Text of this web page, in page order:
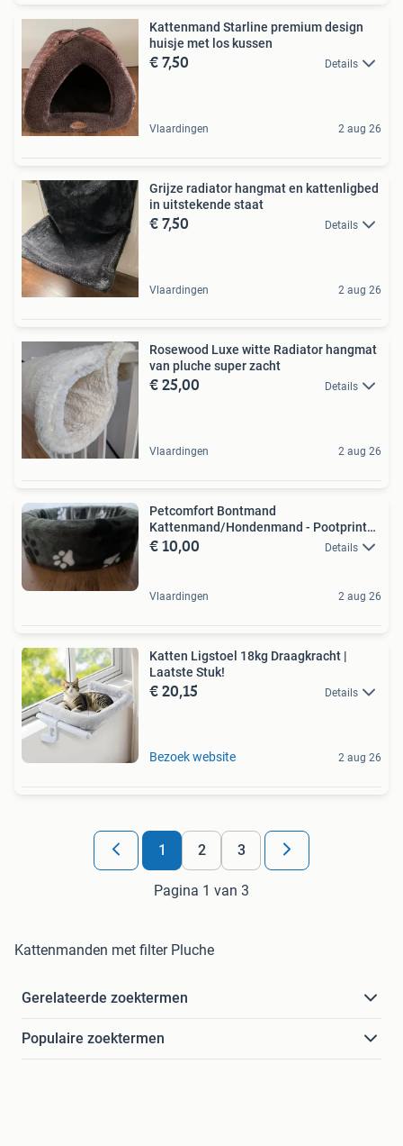
Kattenmand Starline premium design
huisje met los kussen
€ 7,50 Details
Vlaardingen 2 aug 26
Grijze radiator hangmat en kattenligbed
in uitstekende staat
€ 7,50 Details
Vlaardingen 2 aug 26
Rosewood Luxe witte Radiator hangmat
van pluche super zacht
€ 25,00 Details
Vlaardingen 2 aug 26
Petcomfort Bontmand
Kattenmand/Hondenmand - Pootprint
Zwart
€ 10,00 Details
Vlaardingen 2 aug 26
Katten Ligstoel 18kg Draagkracht |
Laatste Stuk!
€ 20,15 Details
Bezoek website 2 aug 26
1 2 3
Pagina 1 van 3
Kattenmanden met filter Pluche
Gerelateerde zoektermen
Populaire zoektermen